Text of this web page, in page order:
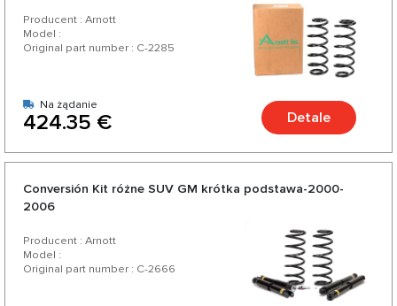
Producent : Arnott
Model :
Original part number : C-2285
Na żądanie
424.35 € Detale
Conversión Kit różne SUV GM krótka podstawa-2000-
2006
Producent : Arnott
Model :
Original part number : C-2666